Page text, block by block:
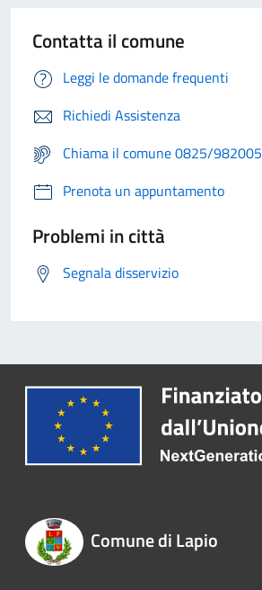
Contatta il comune
Leggi le domande frequenti
Richiedi Assistenza
Chiama il comune 0825/982005
Prenota un appuntamento
Problemi in città
Segnala disservizio
Comune di Lapio